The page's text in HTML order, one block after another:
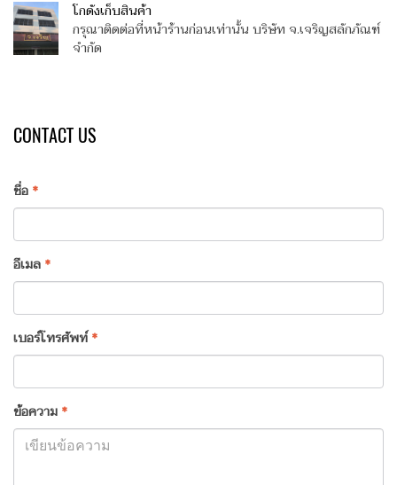
โกดังเก็บสินค้า
กรุณาติดต่อที่หน้าร้านก่อนเท่านั้น บริษัท จ.เจริญสลักภัณฑ์
จำกัด
CONTACT US
ชื่อ *
อีเมล *
เบอร์โทรศัพท์*
ข้อความ *